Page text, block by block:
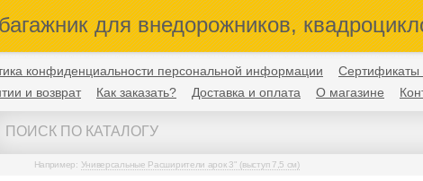
для внедорожников,
конфиденциальности персональной информации
Сертификаты
и возврат
Как заказать? Доставка и оплата О магазине
Например: Универсальные Расширители арок 3" (выступ 7,5 см)